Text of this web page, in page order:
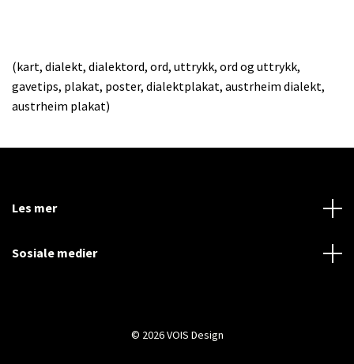
(kart, dialekt, dialektord, ord, uttrykk, ord og uttrykk,
gavetips, plakat, poster, dialektplakat, austrheim dialekt,
austrheim plakat)
Les mer
Sosiale medier
© 2026 VOIS Design